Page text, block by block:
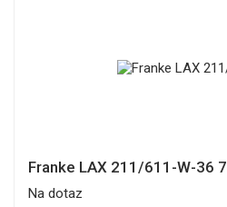
Franke LAX 211/611-W-36 7
Na dotaz